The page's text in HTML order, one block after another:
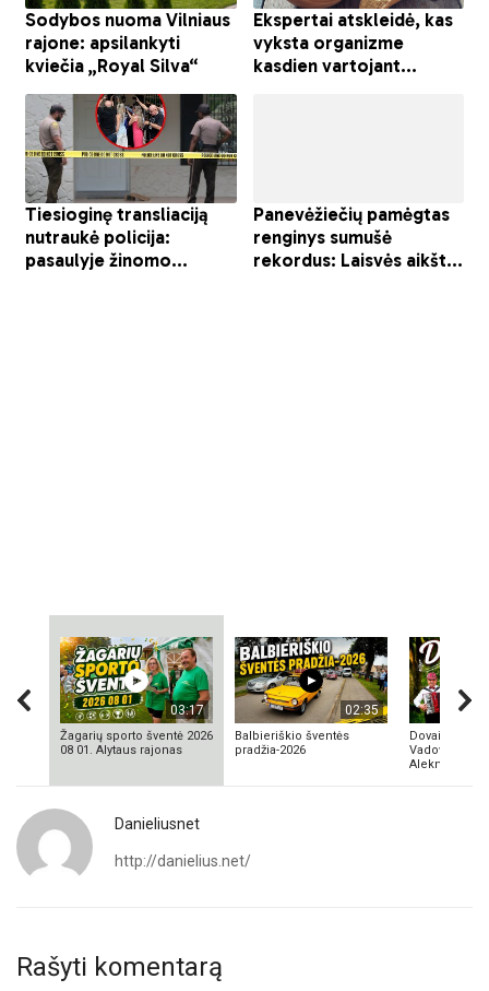
03:17
Žagarių sporto šventė 2026
08 01. Alytaus rajonas
02:35
Balbieriškio šventės
pradžia-2026
Dovainonių
Vadovas
Aleknavičius
Danieliusnet
http://danielius.net/
Rašyti komentarą